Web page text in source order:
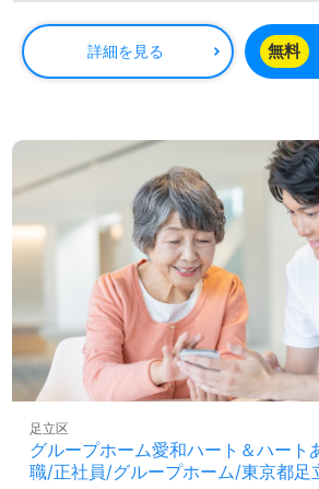
暇制度（春季、夏季、冬季）もあり、
の両立が可能です。
再雇用制度を導入しており、70歳まで
を感じて仕事をしたいという方にとっ
す。求人情報や詳細については、担当
寧にご案内いたしますので、お気軽にお
また、全国の医療・福祉業界の求人情
支援サービスも完全無料で提供していま
ル、お電話での相談も可能で、個別の
紹介や年収交渉のサポートを行ってい
多数取り扱っており、転職活動を支援
な一歩を踏み出してみませんか。お問い
ております。
詳細を見る 無料
グループホーム愛和ハート＆ハート
職/正社員/グループホーム/東京都足
足立区